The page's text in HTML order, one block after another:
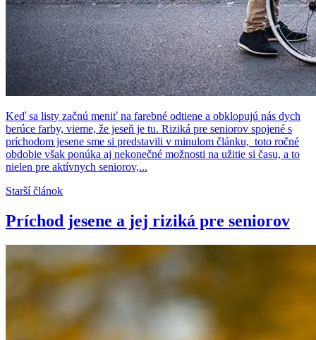
Keď sa listy začnú meniť na farebné odtiene a obklopujú nás dych
berúce farby, vieme, že jeseň je tu. Riziká pre seniorov spojené s
príchodom jesene sme si predstavili v minulom článku, toto ročné
obdobie však ponúka aj nekonečné možnosti na užitie si času, a to
nielen pre aktívnych seniorov,...
Starší článok
Príchod jesene a jej riziká pre seniorov